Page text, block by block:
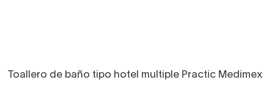
Toallero de baño tipo hotel multiple Practic Medimex